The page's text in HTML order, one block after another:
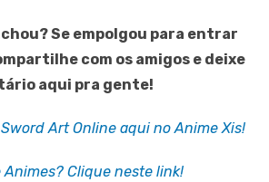
Se empolgou para entrar
com os amigos e deixe
aqui pra gente!
Art Online aqui no Anime Xis!
Animes? Clique neste link!